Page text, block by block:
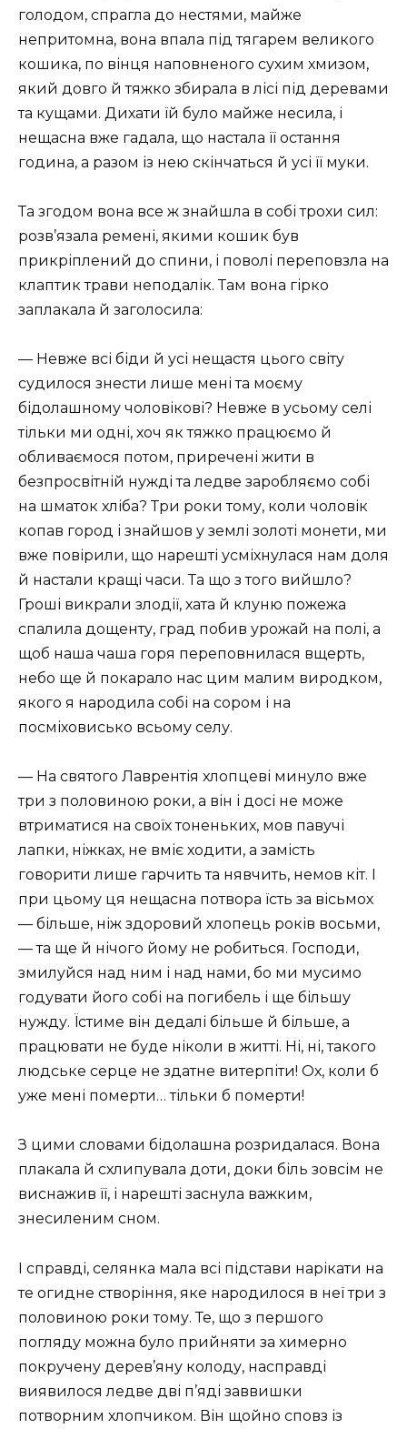
голодом, спрагла до нестями, майже
непритомна, вона впала під тягарем великого
кошика, по вінця наповненого сухим хмизом,
який довго й тяжко збирала в лісі під деревами
та кущами. Дихати їй було майже несила, і
нещасна вже гадала, що настала її остання
година, а разом із нею скінчаться й усі її муки.
Та згодом вона все ж знайшла в собі трохи сил:
розв’язала ремені, якими кошик був
прикріплений до спини, і поволі переповзла на
клаптик трави неподалік. Там вона гірко
заплакала й заголосила:
— Невже всі біди й усі нещастя цього світу
судилося знести лише мені та моєму
бідолашному чоловікові? Невже в усьому селі
тільки ми одні, хоч як тяжко працюємо й
обливаємося потом, приречені жити в
безпросвітній нужді та ледве заробляємо собі
на шматок хліба? Три роки тому, коли чоловік
копав город і знайшов у землі золоті монети, ми
вже повірили, що нарешті усміхнулася нам доля
й настали кращі часи. Та що з того вийшло?
Гроші викрали злодії, хата й клуню пожежа
спалила дощенту, град побив урожай на полі, а
щоб наша чаша горя переповнилася вщерть,
небо ще й покарало нас цим малим виродком,
якого я народила собі на сором і на
посміховисько всьому селу.
— На святого Лаврентія хлопцеві минуло вже
три з половиною роки, а він і досі не може
втриматися на своїх тоненьких, мов павучі
лапки, ніжках, не вміє ходити, а замість
говорити лише гарчить та нявчить, немов кіт. І
при цьому ця нещасна потвора їсть за вісьмох
— більше, ніж здоровий хлопець років восьми,
— та ще й нічого йому не робиться. Господи,
змилуйся над ним і над нами, бо ми мусимо
годувати його собі на погибель і ще більшу
нужду. Їстиме він дедалі більше й більше, а
працювати не буде ніколи в житті. Ні, ні, такого
людське серце не здатне витерпіти! Ох, коли б
уже мені померти… тільки б померти!
З цими словами бідолашна розридалася. Вона
плакала й схлипувала доти, доки біль зовсім не
виснажив її, і нарешті заснула важким,
знесиленим сном.
І справді, селянка мала всі підстави нарікати на
те огидне створіння, яке народилося в неї три з
половиною роки тому. Те, що з першого
погляду можна було прийняти за химерно
покручену дерев’яну колоду, насправді
виявилося ледве дві п’яді заввишки
потворним хлопчиком. Він щойно сповз із